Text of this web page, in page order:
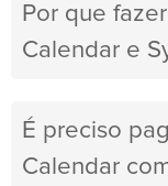
Por que
Calendar e
É preciso
Calendar